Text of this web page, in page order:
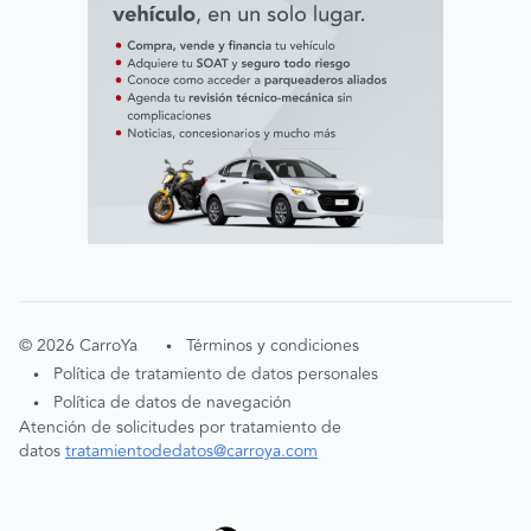
©2026 CarroYa • Términos y condiciones
• Política de tratamiento de datos personales
•
Política de datos de navegación
Atención de solicitudes por tratamiento de
datostratamientodedatos@carroya.com